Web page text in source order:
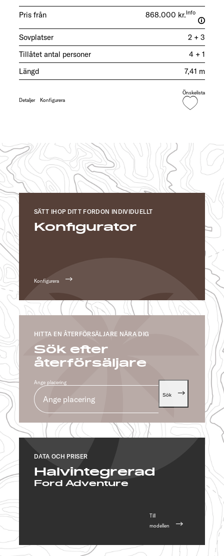
Pris från 868.000 kr.Info
Sovplatser
2 + 3
Tillåtet antal personer
4 + 1
Längd
7,41 m
Detaljer Konfigurera
Önskelista
SÄTT IHOP DITT FORDON INDIVIDUELLT
Konfigurator
Konfigurera
HITTA EN ÅTERFÖRSÄLJARE NÄRA DIG
Sök efter
återförsäljare
Ange placering
Sök
DATA OCH PRISER
Halvintegrerad
Ford Adventure
Till
modellen